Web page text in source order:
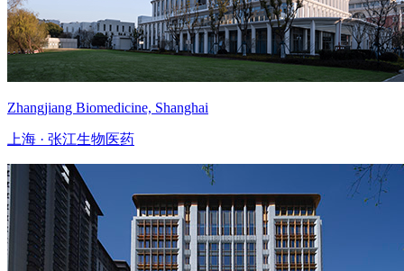
Zhangjiang Biomedicine, Shanghai
上海 · 张江生物医药